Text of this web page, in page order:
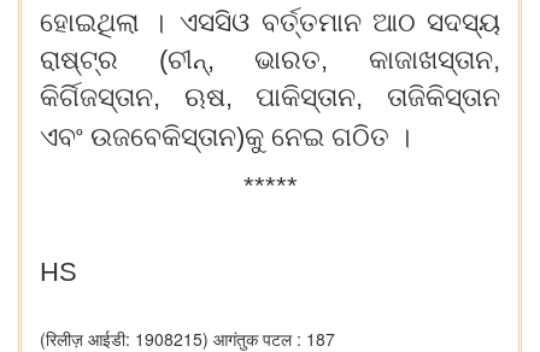
ହୋଇଥିଲା
। ଏସସିଓ ବର୍ତ୍ତମାନ ଆଠ ସଦସ୍ୟ
ରାଷ୍ଟ୍ର (ଚୀନ୍‌, ଭାରତ, କାଜାଖସ୍ତାନ,
କିର୍ଗିଜସ୍ତାନ, ଋଷ, ପାକିସ୍ତାନ, ତାଜିକିସ୍ତାନ
ଏବଂ ଉଜବେକିସ୍ତାନ)କୁ ନେଇ ଗଠିତ ।
*****
HS
(रिलीज़ आईडी: 1908215) आगंतुक पटल : 187